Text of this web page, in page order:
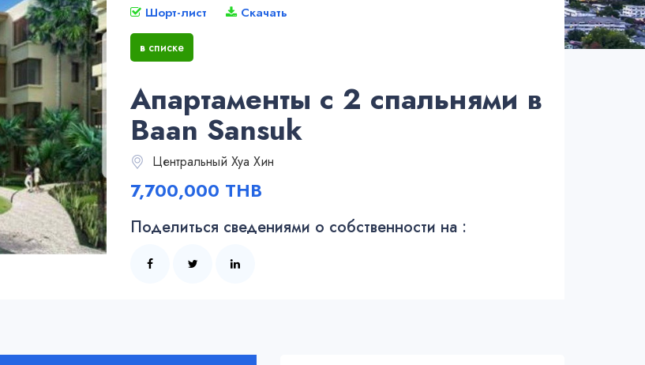
Шорт-лист Скачать
в списке
Апартаменты с 2 спальнями в
Baan Sansuk
Центральный Хуа Хин
7,700,000 THB
Поделиться сведениями о собственности на :